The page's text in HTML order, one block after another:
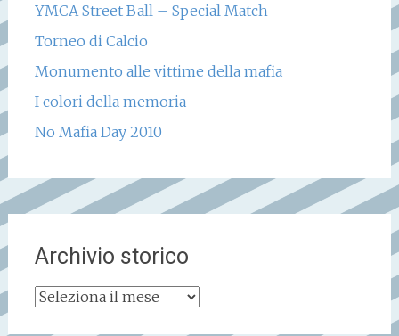
YMCA Street Ball – Special Match
Torneo di Calcio
Monumento alle vittime della mafia
I colori della memoria
No Mafia Day 2010
Archivio storico
Archivio